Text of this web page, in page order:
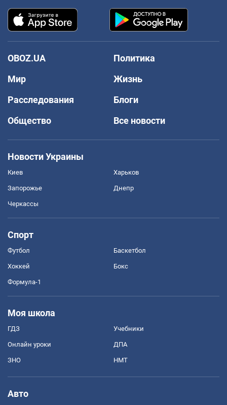
OBOZ.UA
Политика
Мир
Жизнь
Расследования
Блоги
Общество
Все новости
Новости Украины
Киев Харьков
Запорожье Днепр
Черкассы
Спорт
Футбол Баскетбол
Хоккей Бокс
Формула-1
Моя школа
ГДЗ Учебники
Онлайн уроки ДПА
ЗНО НМТ
Авто